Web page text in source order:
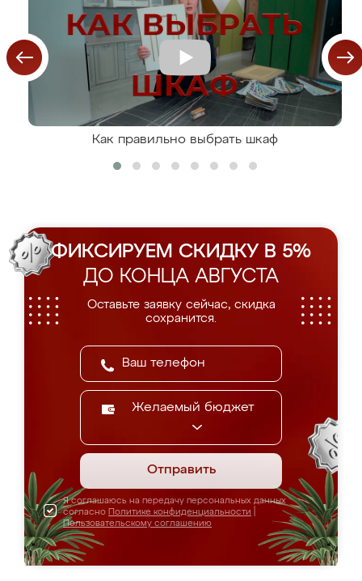
Как правильно выбрать шкаф
ФИКСИРУЕМ СКИДКУ В 5%
ДО КОНЦА АВГУСТА
Оставьте заявку сейчас, скидка
сохранится.
Желаемый бюджет
Отправить
Я соглашаюсь на передачу персональных данных
согласно Политике конфиденциальности
Пользовательскому соглашению